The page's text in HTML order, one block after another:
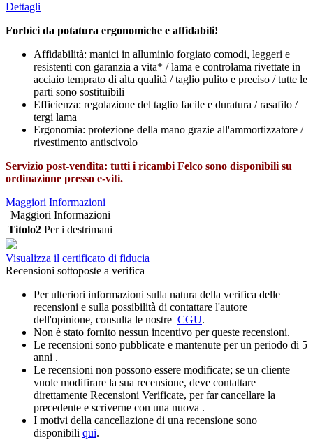
Dettagli
Forbici da potatura ergonomiche e affidabili!
Affidabilità: manici in alluminio forgiato comodi, leggeri e
resistenti con garanzia a vita* / lama e controlama rivettate in
acciaio temprato di alta qualità / taglio pulito e preciso / tutte le
parti sono sostituibili
Efficienza: regolazione del taglio facile e duratura / rasafilo /
tergi lama
Ergonomia: protezione della mano grazie all'ammortizzatore /
rivestimento antiscivolo
Servizio post-vendita: tutti i ricambi Felco sono disponibili su
ordinazione presso e-viti.
Maggiori Informazioni
Maggiori Informazioni
Titolo2 Per i destrimani
Visualizza il certificato di fiducia
Recensioni sottoposte a verifica
Per ulteriori informazioni sulla natura della verifica delle
recensioni e sulla possibilità di contattare l'autore
dell'opinione, consulta le nostre CGU.
Non è stato fornito nessun incentivo per queste recensioni.
Le recensioni sono pubblicate e mantenute per un periodo di 5
anni .
Le recensioni non possono essere modificate; se un cliente
vuole modifirare la sua recensione, deve contattare
direttamente Recensioni Verificate, per far cancellare la
precedente e scriverne con una nuova .
I motivi della cancellazione di una recensione sono
disponibili qui.